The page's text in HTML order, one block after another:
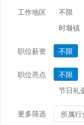
市场/媒
能源/电
工作地区 不限
时堰镇
职位薪资 不限
职位亮点 不限
节日礼
更多筛选 所属行